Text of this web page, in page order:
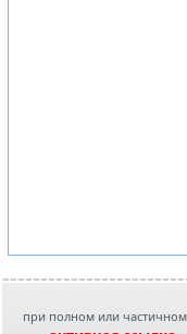
при полном или